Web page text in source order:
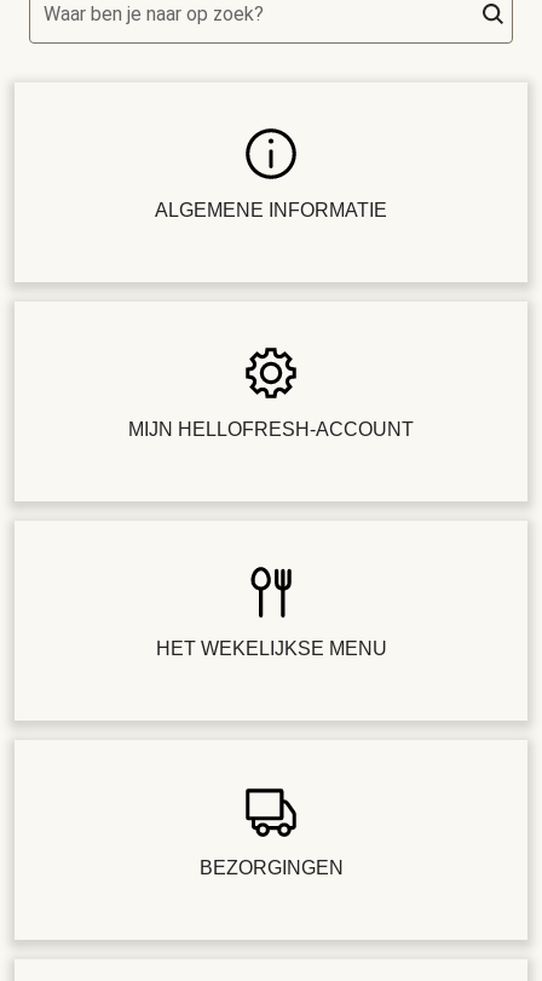
Waar ben je naar op zoek?
ALGEMENE INFORMATIE
MIJN HELLOFRESH-ACCOUNT
HET WEKELIJKSE MENU
BEZORGINGEN